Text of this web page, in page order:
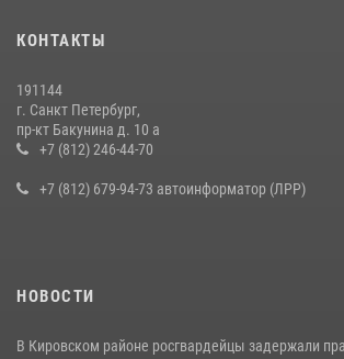
КОНТАКТЫ
191144
г. Санкт Петербург,
пр-кт Бакунина д. 10 а
+7 (812) 246-44-70
+7 (812) 679-94-73 автоинформатор (ЛРР)
НОВОСТИ
В Кировском районе росгвардейцы задержали